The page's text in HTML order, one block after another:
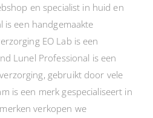
en specialist in huid en
is een handgemaakte
EO Lab is een
Lunel Professional is een
gebruikt door vele
is een merk gespecialiseert in
verkopen we